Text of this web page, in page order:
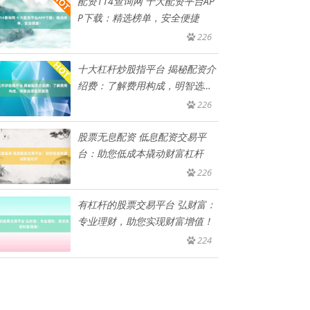
P下载：精选榜单，安全便捷
226
十大杠杆炒股指平台 揭秘配资介
绍费：了解费用构成，明智选择
226
股票无息配资 低息配资交易平
台：助您低成本撬动财富杠杆
226
有杠杆的股票交易平台 弘财富：
专业理财，助您实现财富增值！
224